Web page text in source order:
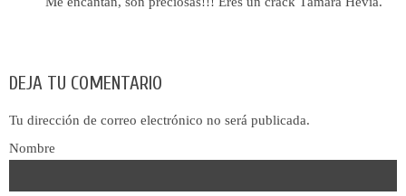
DEJA TU COMENTARIO
Tu dirección de correo electrónico no será publicada.
Nombre